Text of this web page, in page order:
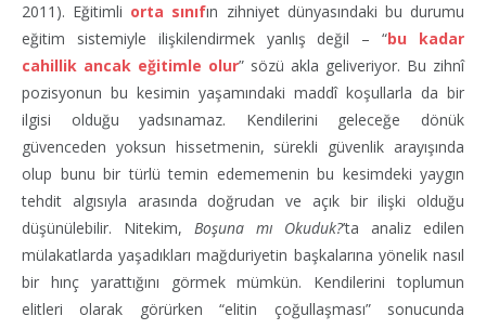
2011). Eğitimli orta sınıfın zihniyet dünyasındaki bu durumu
eğitim sistemiyle ilişkilendirmek yanlış değil – “bu kadar
cahillik ancak eğitimle olur” sözü akla geliveriyor. Bu zihnî
pozisyonun bu kesimin yaşamındaki maddî koşullarla da bir
ilgisi olduğu yadsınamaz. Kendilerini geleceğe dönük
güvenceden yoksun hissetmenin, sürekli güvenlik arayışında
olup bunu bir türlü temin edememenin bu kesimdeki yaygın
tehdit algısıyla arasında doğrudan ve açık bir ilişki olduğu
düşünülebilir. Nitekim, Boşuna mı Okuduk?’ta analiz edilen
mülakatlarda yaşadıkları mağduriyetin başkalarına yönelik nasıl
bir hınç yarattığını görmek mümkün. Kendilerini toplumun
elitleri olarak görürken “elitin çoğullaşması” sonucunda